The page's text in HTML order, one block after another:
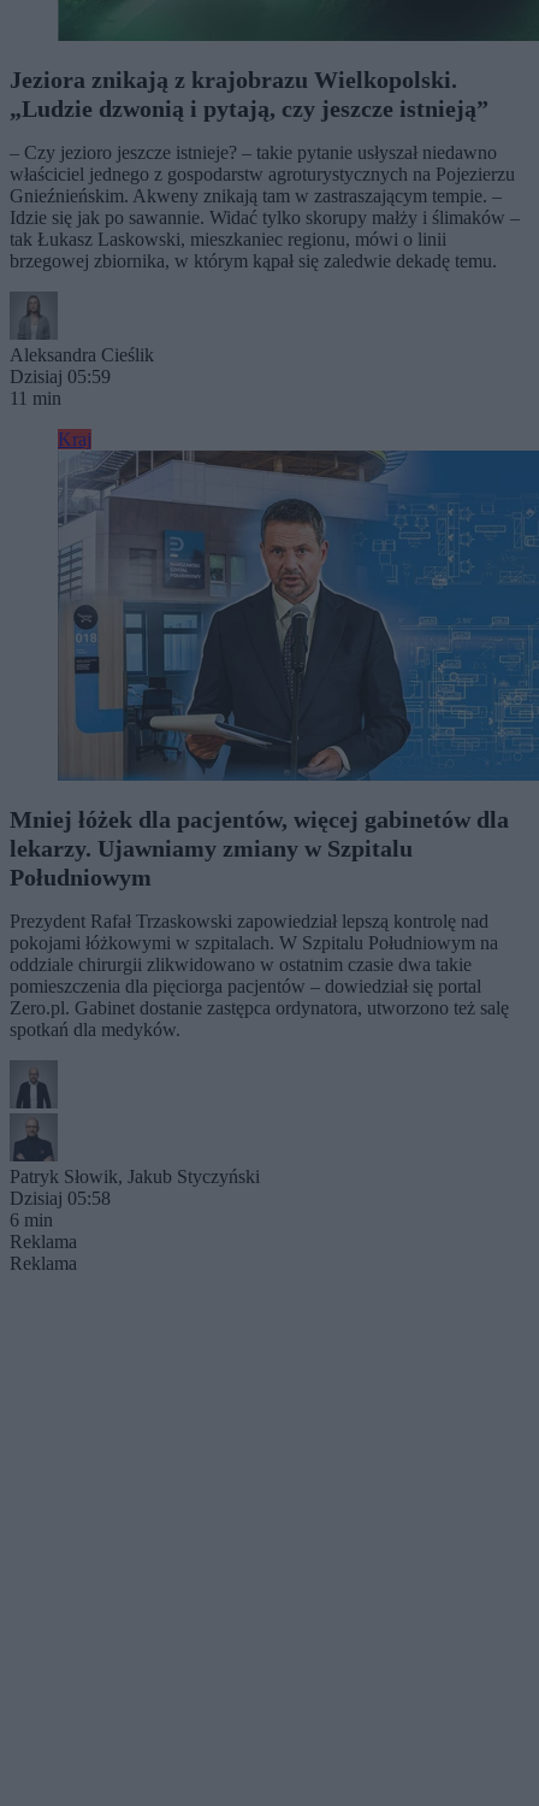
Jeziora znikają z krajobrazu Wielkopolski.
„Ludzie dzwonią i pytają, czy jeszcze istnieją”
– Czy jezioro jeszcze istnieje? – takie pytanie usłyszał niedawno
właściciel jednego z gospodarstw agroturystycznych na Pojezierzu
Gnieźnieńskim. Akweny znikają tam w zastraszającym tempie. –
Idzie się jak po sawannie. Widać tylko skorupy małży i ślimaków –
tak Łukasz Laskowski, mieszkaniec regionu, mówi o linii
brzegowej zbiornika, w którym kąpał się zaledwie dekadę temu.
Aleksandra Cieślik
Dzisiaj 05:59
11 min
Kraj
Mniej łóżek dla pacjentów, więcej gabinetów dla
lekarzy. Ujawniamy zmiany w Szpitalu
Południowym
Prezydent Rafał Trzaskowski zapowiedział lepszą kontrolę nad
pokojami łóżkowymi w szpitalach. W Szpitalu Południowym na
oddziale chirurgii zlikwidowano w ostatnim czasie dwa takie
pomieszczenia dla pięciorga pacjentów – dowiedział się portal
Zero.pl. Gabinet dostanie zastępca ordynatora, utworzono też salę
spotkań dla medyków.
Patryk Słowik, Jakub Styczyński
Dzisiaj 05:58
6 min
Reklama
Reklama